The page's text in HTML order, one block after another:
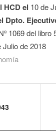
HCD el 10 de
Dpto.
1069 del libro
Julio de 2018